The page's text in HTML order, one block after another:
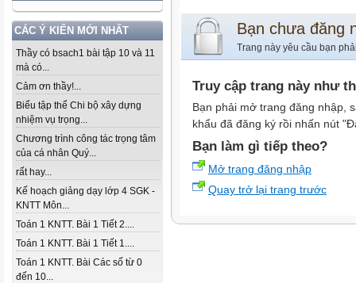
CÁC Ý KIẾN MỚI NHẤT
Thầy có bsach1 bài tập 10 và 11
mà có...
Cảm ơn thầy!...
Biểu tập thể Chi bộ xây dựng
nhiệm vụ trọng...
Chương trình công tác trọng tâm
của cá nhân Quý...
rất hay...
Kế hoạch giảng dạy lớp 4 SGK -
KNTT Môn...
Toán 1 KNTT. Bài 1 Tiết 2....
Toán 1 KNTT. Bài 1 Tiết 1....
Toán 1 KNTT. Bài Các số từ 0
đến 10...
Bạn chưa đăng
Trang này yêu cầu bạn
Truy cập trang này như
Bạn phải mở trang đăng nhập,
khẩu đã đăng ký rồi nhấn nút
Bạn làm gì tiếp theo?
Mở trang đăng nhập
Quay trở lại trang trước